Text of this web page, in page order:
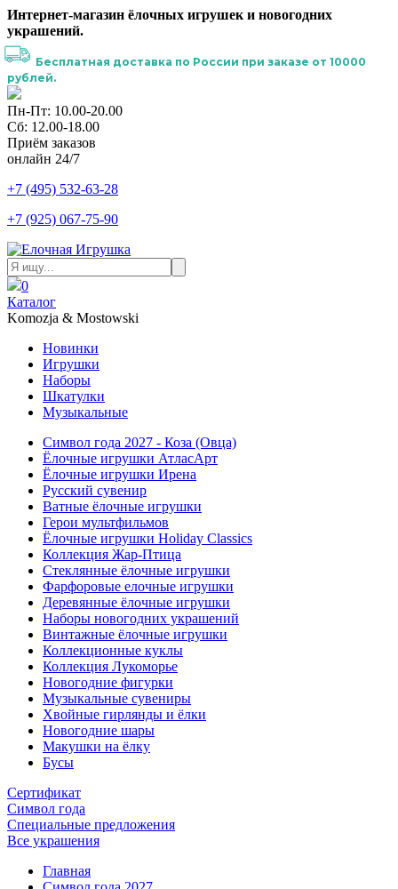
Интернет-магазин ёлочных игрушек и новогодних
украшений.
Бесплатная доставка по России при заказе от 10000
рублей.
Пн-Пт: 10.00-20.00
Сб: 12.00-18.00
Приём заказов
онлайн 24/7
+7 (495) 532-63-28
+7 (925) 067-75-90
0
Каталог
Komozja & Mostowski
Новинки
Игрушки
Наборы
Шкатулки
Музыкальные
Символ года 2027 - Коза (Овца)
Ёлочные игрушки АтласАрт
Ёлочные игрушки Ирена
Русский сувенир
Ватные ёлочные игрушки
Герои мультфильмов
Ёлочные игрушки Holiday Classics
Коллекция Жар-Птица
Стеклянные ёлочные игрушки
Фарфоровые елочные игрушки
Деревянные ёлочные игрушки
Наборы новогодних украшений
Винтажные ёлочные игрушки
Коллекционные куклы
Коллекция Лукоморье
Новогодние фигурки
Музыкальные сувениры
Хвойные гирлянды и ёлки
Новогодние шары
Макушки на ёлку
Бусы
Сертификат
Символ года
Специальные предложения
Все украшения
Главная